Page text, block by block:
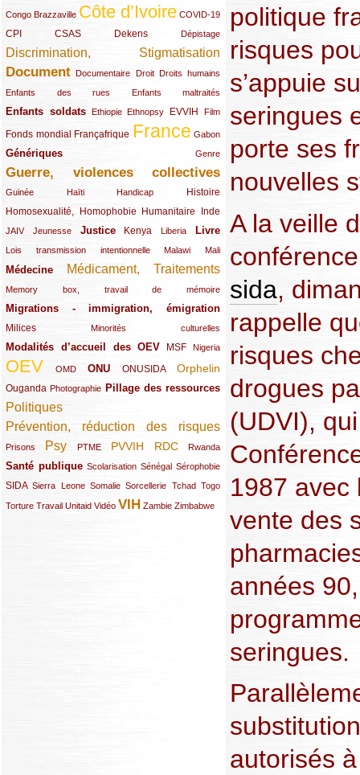
Congo Brazzaville
(24/289) Côte d’Ivoire
(263/289) COVID-19
(13/289)
CPI
(48/289) CSAS
(32/289) Dekens
(29/289) Dépistage
(19/289)
Discrimination, Stigmatisation
(131/289)
Document
(145/289) Documentaire
(9/289) Droit
(20/289) Droits humains
(22/289)
Enfants des rues
(21/289) Enfants maltraités
(10/289)
Enfants soldats
(68/289) Ethiopie
(12/289) Ethnopsy
(15/289) EVVIH
(55/289) Film
(22/289)
Fonds mondial
(48/289) Françafrique
(39/289) France
(289/289) Gabon
(12/289)
Génériques
(59/289) Genre
(22/289)
Guerre, violences collectives
(149/289)
Guinée
(12/289) Haïti
(15/289) Handicap
(10/289) Histoire
(49/289)
Homosexualité, Homophobie
(44/289) Humanitaire
(47/289) Inde
(34/289)
JAIV
(10/289)Jeunesse
(21/289) Justice
(65/289) Kenya
(35/289) Liberia
(25/289) Livre
(62/289)
Lois transmission intentionnelle
(24/289) Malawi
(11/289) Mali
(21/289)
Médecine
(62/289) Médicament, Traitements
(142/289)
Memory box, travail de mémoire
(11/289)
Migrations - immigration, émigration
(67/289)
Milices
(34/289) Minorités culturelles
(15/289)
Modalités d’accueil des OEV
(58/289) MSF
(54/289) Nigeria
(27/289)
OEV
(269/289) OMD
(26/289) ONU
(58/289) ONUSIDA
(44/289) Orphelin
(112/289)
Ouganda
(29/289) Photographie
(27/289) Pillage des ressources
(77/289)
Politiques
(120/289)
Prévention, réduction des risques
(131/289)
Prisons
(22/289) Psy
(119/289) PTME
(12/289) PVVIH
(111/289) RDC
(104/289) Rwanda
(23/289)
Santé publique
(59/289) Scolarisation
(9/289) Sénégal
(13/289) Sérophobie
(19/289)
SIDA
(29/289)Sierra Leone
(13/289) Somalie
(12/289) Sorcellerie
(19/289) Tchad
(10/289) Togo
(15/289)
Torture
(17/289)Travail
(21/289) Unitaid
(26/289) Vidéo
(23/289) VIH
(154/289) Zambie
(12/289) Zimbabwe
(21/289)
politique
risques
s’appuie
seringues
porte ses
nouvelles
A la veille
sida,
rappelle
risques
drogues
(UDVI),
1987 avec
vente des
années
seringues.
autorisés